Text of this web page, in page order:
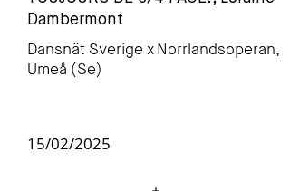
Dambermont
Dansnät Sverige xNorrlandsoperan,
Umeå (Se)
15/02/2025